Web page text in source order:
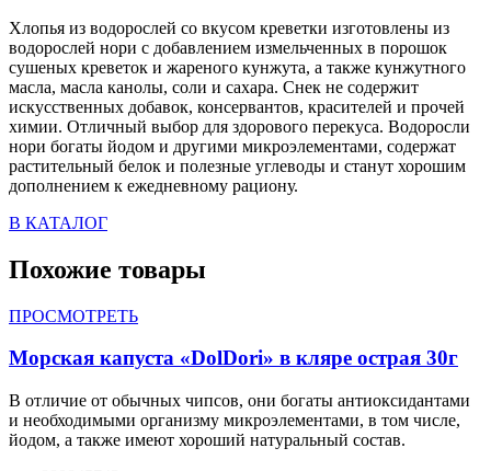
Хлопья из водорослей со вкусом креветки изготовлены из
водорослей нори с добавлением измельченных в порошок
сушеных креветок и жареного кунжута, а также кунжутного
масла, масла канолы, соли и сахара. Снек не содержит
искусственных добавок, консервантов, красителей и прочей
химии. Отличный выбор для здорового перекуса. Водоросли
нори богаты йодом и другими микроэлементами, содержат
растительный белок и полезные углеводы и станут хорошим
дополнением к ежедневному рациону.
В КАТАЛОГ
Похожие товары
ПРОСМОТРЕТЬ
Морская капуста «DolDori» в кляре острая 30г
В отличие от обычных чипсов, они богаты антиоксидантами
и необходимыми организму микроэлементами, в том числе,
йодом, а также имеют хороший натуральный состав.